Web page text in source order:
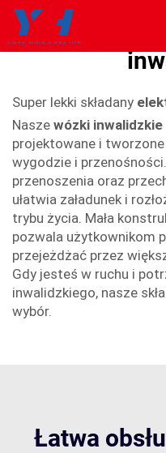
Elektryczny
Super lekki składany
Nasze wózki
projektowane i
wygodzie i
przenoszenia oraz
ułatwia załadunek i
trybu życia. Mała
pozwala użytkownikom
przejeżdżać przez
Gdy jesteś w ruchu i
inwalidzkiego, nasze
wybór.
Łatwa